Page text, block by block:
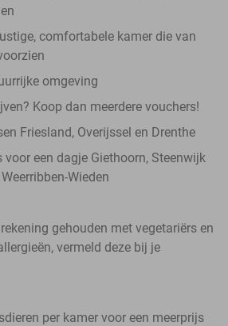
comfortabele kamer die van
omgeving
Koop dan meerdere vouchers!
Friesland, Overijssel en Drenthe
een dagje Giethoorn, Steenwijk
Wieden
gehouden met vegetariërs en
vermeld deze bij je
per kamer voor een meerprijs